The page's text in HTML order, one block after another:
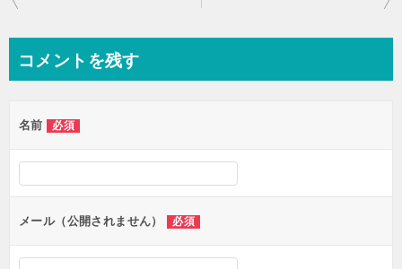
ビ
ー
シ
ョ
ン
コメントを残す
名前 必須
メール（公開されません） 必須